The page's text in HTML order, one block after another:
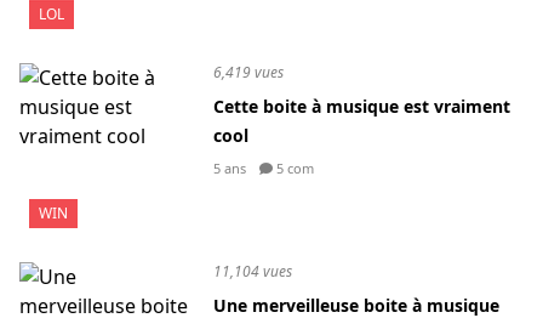
LOL
WIN
6,419 vues
Cette boite à musique est vraiment
cool
5 ans 5 com
11,104 vues
Une merveilleuse boite à musique